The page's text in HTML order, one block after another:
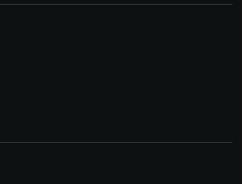
Questi cookie
disabilitati.